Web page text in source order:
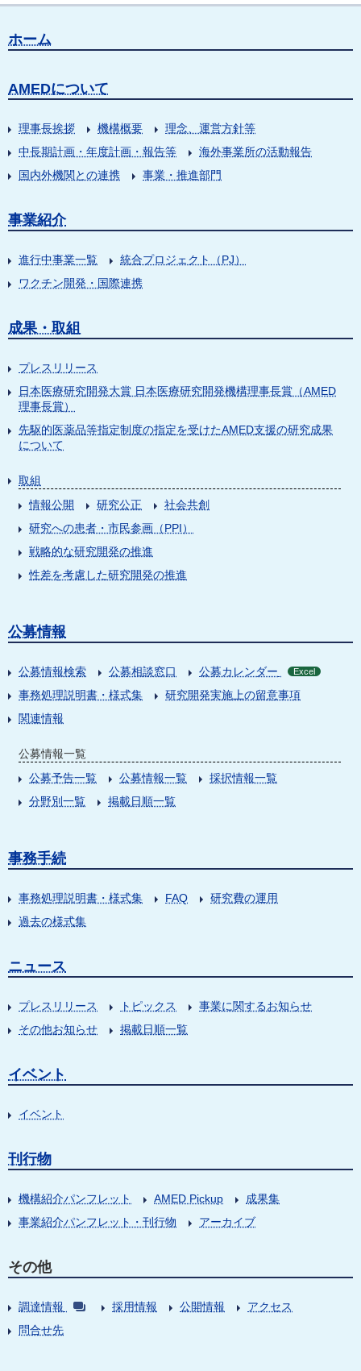
ホーム
AMEDについて
理事長挨拶 機構概要
理念、運営方針等
中長期計画・年度計画・報告等
海外事業所の活動報告
国内外機関との連携
事業・推進部門
事業紹介
進行中事業一覧
統合プロジェクト（PJ）
ワクチン開発・国際連携
成果・取組
プレスリリース
日本医療研究開発大賞 日本医療研究開発機構理事長賞（AMED
理事長賞）
先駆的医薬品等指定制度の指定を受けたAMED支援の研究成果
について
取組
情報公開
研究公正
社会共創
研究への患者・市民参画（PPI）
戦略的な研究開発の推進
性差を考慮した研究開発の推進
公募情報
公募情報検索 公募相談窓口 公募カレンダー Excel
事務処理説明書・様式集
研究開発実施上の留意事項
関連情報
公募情報一覧
公募予告一覧
公募情報一覧
採択情報一覧
分野別一覧
掲載日順一覧
事務手続
事務処理説明書・様式集 FAQ
研究費の運用
過去の様式集
ニュース
プレスリリース トピックス
事業に関するお知らせ
その他お知らせ
掲載日順一覧
イベント
イベント
刊行物
機構紹介パンフレット AMED Pickup
成果集
事業紹介パンフレット・刊行物
アーカイブ
その他
調達情報 採用情報 公開情報
アクセス
問合せ先